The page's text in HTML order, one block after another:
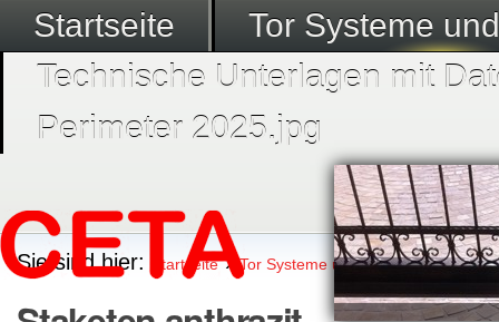
Startseite
Tor Systeme
Technische Unterlagen mit
Perimeter 2025.jpg
Sie sind hier: Startseite ›Tor Systeme und Zubehör ›